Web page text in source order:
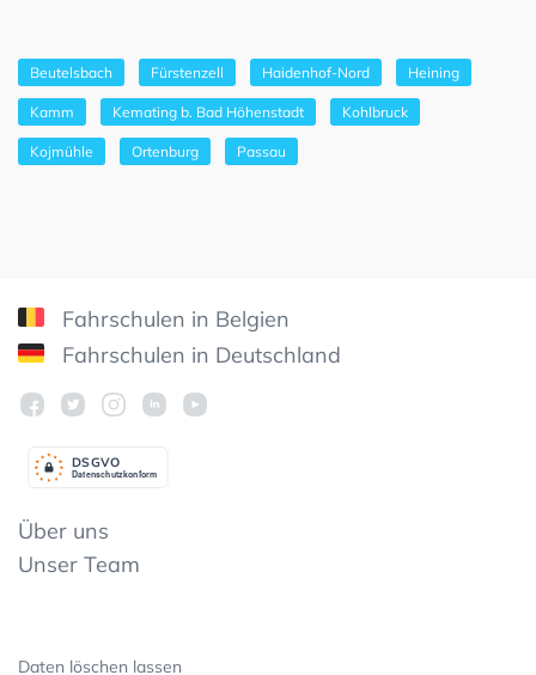
Beutelsbach Fürstenzell Haidenhof-Nord Heining
Kamm Kemating b. Bad Höhenstadt Kohlbruck
Kojmühle Ortenburg Passau
Fahrschulen in Belgien
Fahrschulen in Deutschland
Datenschutzkonform
DSGVO
Über uns
Unser Team
Daten löschen lassen